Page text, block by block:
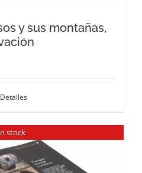
y sus montañas,
Detalles
stock